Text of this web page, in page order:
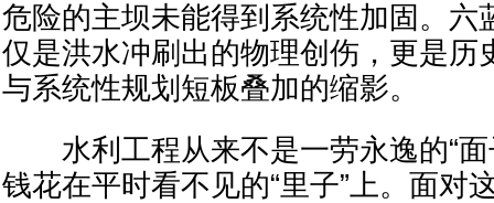
危险的主坝未能得到系统性加固。六
仅是洪水冲刷出的物理创伤，更是历
与系统性规划短板叠加的缩影。
水利工程从来不是一劳永逸的“面
钱花在平时看不见的“里子”上。面对